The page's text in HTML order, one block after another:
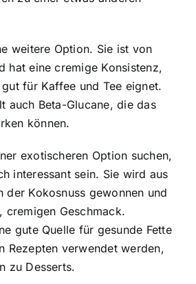
weitere Option. Sie ist von
hat eine cremige Konsistenz,
für Kaffee und Tee eignet.
auch Beta-Glucane, die das
können.
exotischeren Option suchen,
interessant sein. Sie wird aus
der Kokosnuss gewonnen und
cremigen Geschmack.
gute Quelle für gesunde Fette
Rezepten verwendet werden,
zu Desserts.